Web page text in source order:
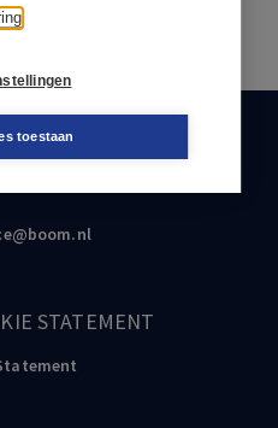
toestaan
STATEMENT